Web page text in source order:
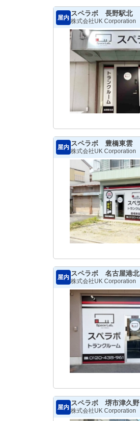
屋内
スペラボ 長野駅北
株式会社UK Corporation
屋内
スペラボ 豊橋東雲
株式会社UK Corporation
屋内
スペラボ 名古屋港北
株式会社UK Corporation
屋内
スペラボ 堺市津久野
株式会社UK Corporation